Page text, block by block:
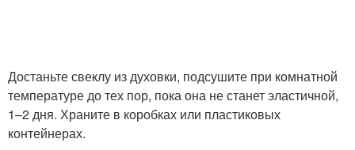
Достаньте свеклу из духовки, подсушите при комнатной
температуре до тех пор, пока она не станет эластичной,
1–2 дня. Храните в коробках или пластиковых
контейнерах.